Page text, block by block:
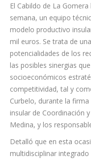
El Cabildo de La
semana, un equipo
modelo productivo
mil euros. Se trata de
potencialidades de los
las posibles sinergias
socioeconómicos
competitividad, tal y
Curbelo, durante la
insular de Coordinación
Medina, y los
Detalló que en esta
multidisciplinar